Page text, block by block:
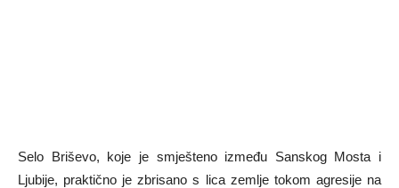
Selo Briševo, koje je smješteno između Sanskog Mosta i
Ljubije, praktično je zbrisano s lica zemlje tokom agresije na